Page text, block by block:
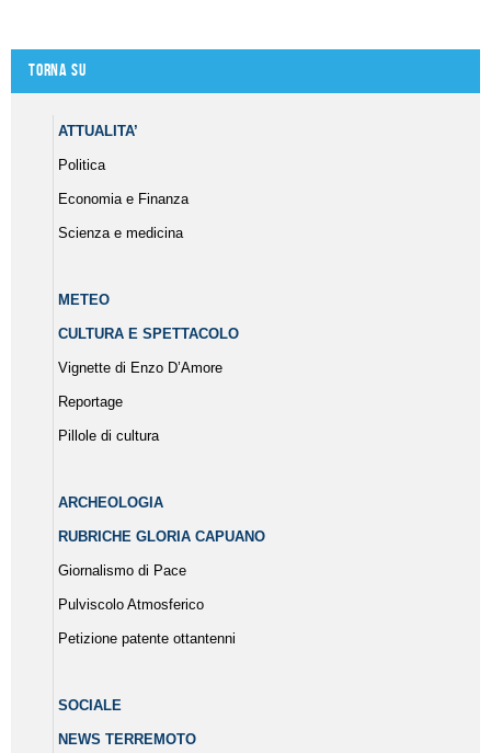
Torna su
ATTUALITA’
Politica
Economia e Finanza
Scienza e medicina
METEO
CULTURA E SPETTACOLO
Vignette di Enzo D’Amore
Reportage
Pillole di cultura
ARCHEOLOGIA
RUBRICHE GLORIA CAPUANO
Giornalismo di Pace
Pulviscolo Atmosferico
Petizione patente ottantenni
SOCIALE
NEWS TERREMOTO